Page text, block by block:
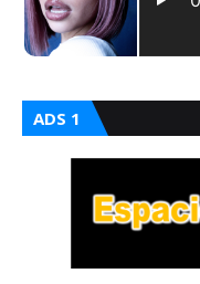
ADS 1